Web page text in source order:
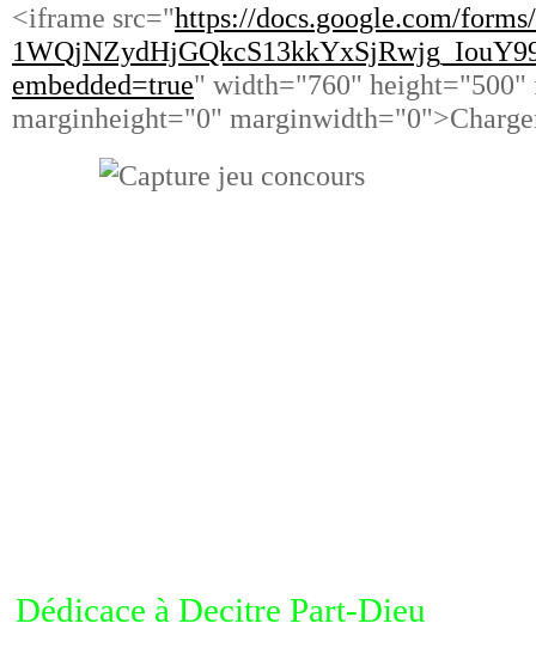
<iframe src="https://docs.google.com/
1WQjNZydHjGQkcS13kkYxSjRwjg_
embedded=true" width="760" height="500"
marginheight="0"
Dédicace à Decitre Part-Dieu